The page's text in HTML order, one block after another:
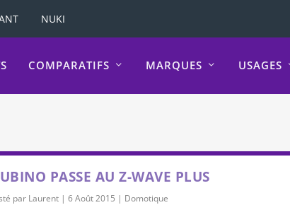
NUKI
COMPARATIFS MARQUES USAGES
PASSE AU Z-WAVE PLUS
par Laurent |6 Août 2015 | Domotique